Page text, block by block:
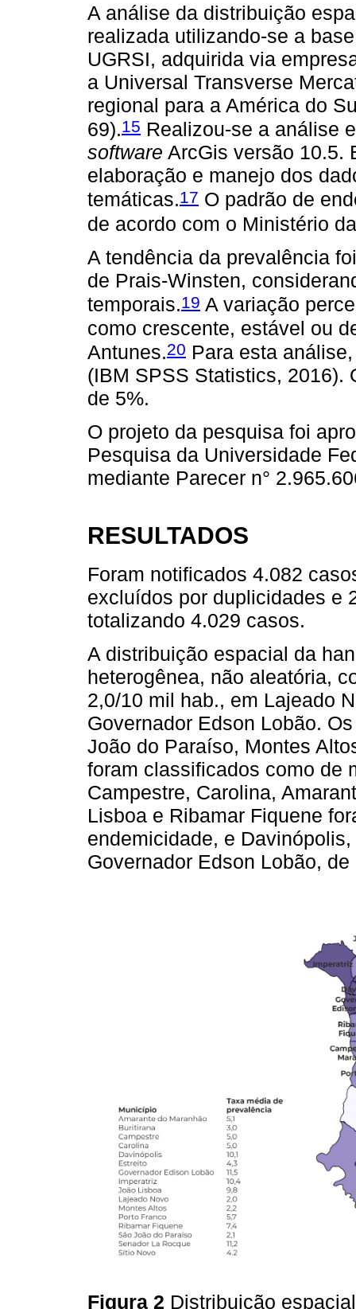
A análise da distribuição
realizada utilizando-se a
UGRSI, adquirida via
a Universal Transverse
regional para a América do
69).15 Realizou-se a análise
software ArcGis versão 10.5.
elaboração e manejo dos
temáticas.17 O padrão de
de acordo com o Ministério
A tendência da prevalência
de Prais-Winsten,
temporais.19 A variação
como crescente, estável ou
Antunes.20 Para esta
(IBM SPSS Statistics,
de 5%.
O projeto da pesquisa foi
Pesquisa da Universidade
mediante Parecer n°
RESULTADOS
Foram notificados 4.082
excluídos por duplicidades e
totalizando 4.029 casos.
A distribuição espacial da
heterogênea, não aleatória,
2,0/10 mil hab., em Lajeado
Governador Edson Lobão.
João do Paraíso, Montes
foram classificados como de
Campestre, Carolina,
Lisboa e Ribamar Fiquene
endemicidade, e
Governador Edson Lobão,
Figura 2 Distribuição